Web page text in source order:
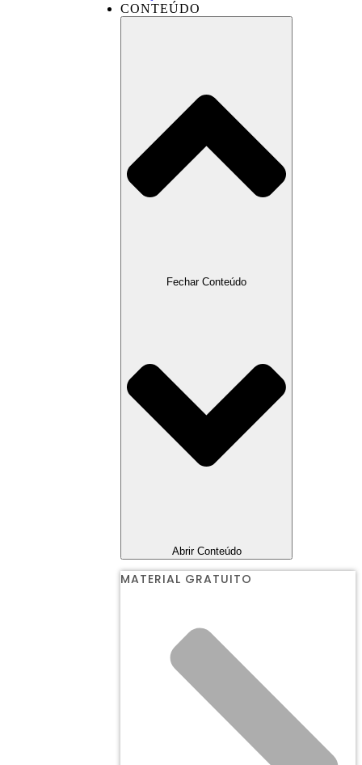
CONTEÚDO
Fechar Conteúdo
Abrir Conteúdo
MATERIAL GRATUITO